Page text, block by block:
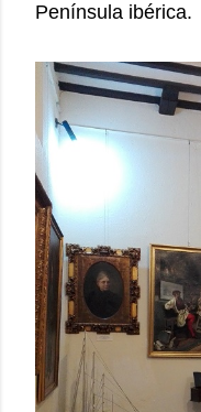
Península ibérica.